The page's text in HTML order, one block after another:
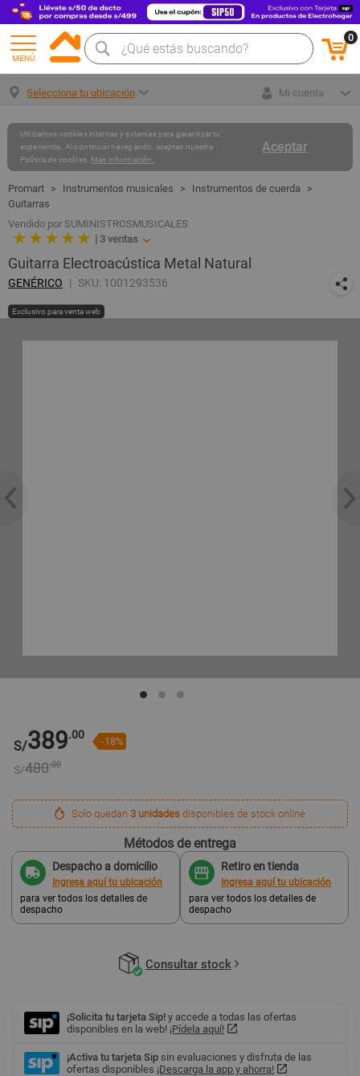
MENÚ
0
Selecciona tu ubicación Mi cuenta
Aceptar
Utilizamos cookies internas y externas para garantizar tu
experiencia. Al continuar navegando, aceptas nuestra
Política de cookies. Más información.
Instrumentos musicales
Instrumentos de cuerda
Guitarras
Vendido por SUMINISTROSMUSICALES
★ ★ ★ ★ ★ | 3 ventas
Guitarra Electroacústica Metal Natural
GENÉRICO SKU: 1001293536
Exclusivo para venta web
S/389.00 -18%
S/480.00
Solo quedan3 unidades disponibles de stock online
Métodos de entrega
Despacho a domicilio
Ingresa aquí tu ubicación
para ver todos los detalles de
despacho
Retiro en tienda
Ingresa aquí tu ubicación
para ver todos los detalles de
despacho
Consultar stock
¡Solicita tu tarjeta Sip! y accede a todas las ofertas
disponibles en la web! ¡Pídela aquí!
¡Activa tu tarjeta Sip sin evaluaciones y disfruta de las
ofertas disponibles ¡Descarga la app y ahorra!